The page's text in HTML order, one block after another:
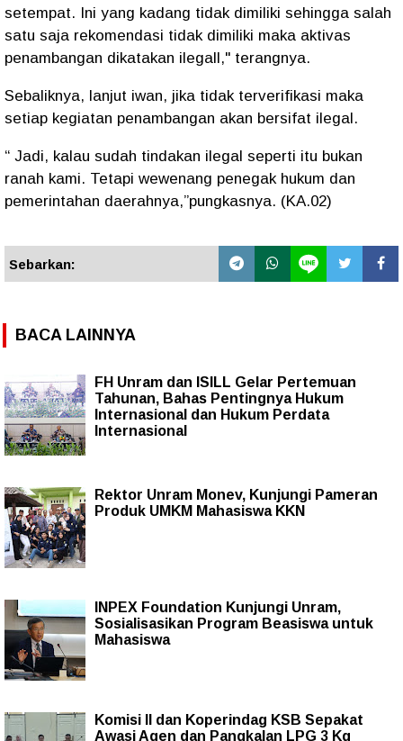
setempat. Ini yang kadang tidak dimiliki sehingga salah
satu saja rekomendasi tidak dimiliki maka aktivas
penambangan dikatakan ilegall," terangnya.
Sebaliknya, lanjut iwan, jika tidak terverifikasi maka
setiap kegiatan penambangan akan bersifat ilegal.
“ Jadi, kalau sudah tindakan ilegal seperti itu bukan
ranah kami. Tetapi wewenang penegak hukum dan
pemerintahan daerahnya,”pungkasnya. (KA.02)
Sebarkan:
BACA LAINNYA
FH Unram dan ISILL Gelar Pertemuan
Tahunan, Bahas Pentingnya Hukum
Internasional dan Hukum Perdata
Internasional
Rektor Unram Monev, Kunjungi Pameran
Produk UMKM Mahasiswa KKN
INPEX Foundation Kunjungi Unram,
Sosialisasikan Program Beasiswa untuk
Mahasiswa
Komisi II dan Koperindag KSB Sepakat
Awasi Agen dan Pangkalan LPG 3 Kg